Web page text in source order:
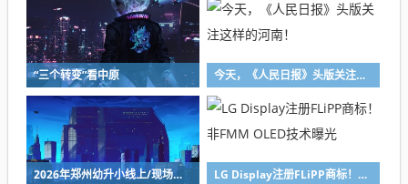
“三个转变”看中原 今天，《人民日报》头版关注这样的河南！
2026年郑州幼升小线上/现场报名所需材料汇总 LG Display注册FLiPP商标！非FMM OLED技术曝光